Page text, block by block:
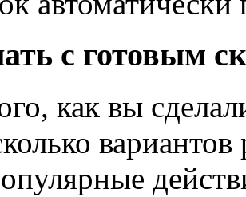
с готовым
как вы